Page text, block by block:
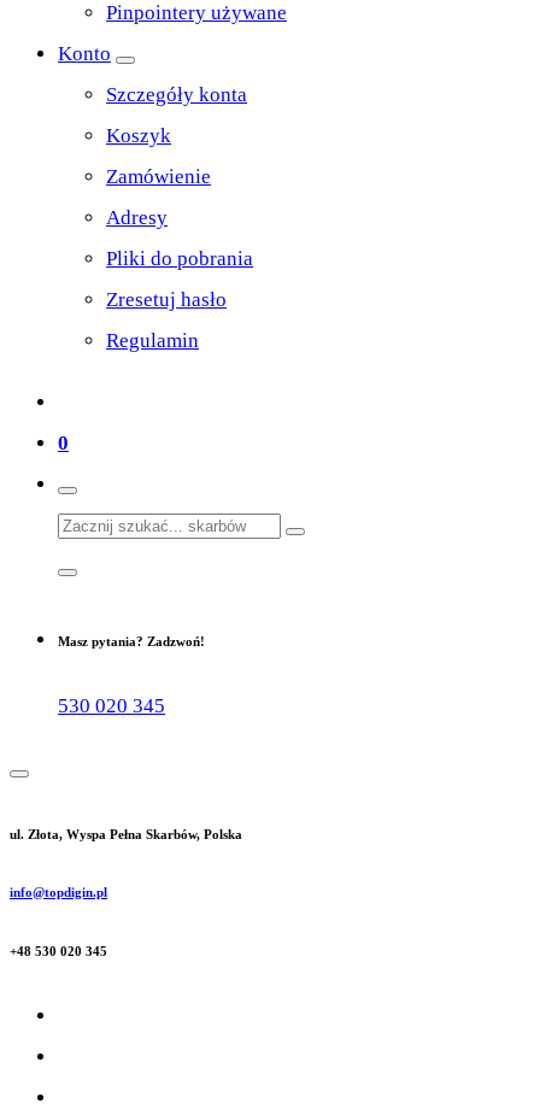
Pinpointery używane
Konto
Szczegóły konta
Koszyk
Zamówienie
Adresy
Pliki do pobrania
Zresetuj hasło
Regulamin
0
Search
for:
Masz pytania? Zadzwoń!
530 020 345
ul. Złota, Wyspa Pełna Skarbów, Polska
info@topdigin.pl
+48 530 020 345